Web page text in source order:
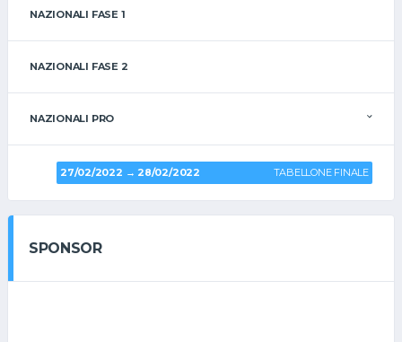
NAZIONALI FASE 1
NAZIONALI FASE 2
NAZIONALI PRO
27/02/2022 → 28/02/2022 TABELLONE FINALE
SPONSOR